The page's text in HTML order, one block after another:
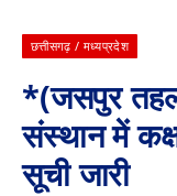
छत्तीसगढ़ / मध्यप्रदेश
*(जसपुर
संस्थान में
सूची जारी